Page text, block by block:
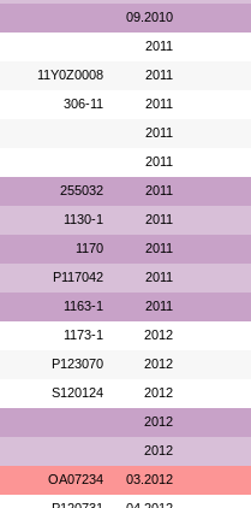
09.2010
2011
11Y0Z0008 2011
306-11 2011
2011
2011
255032 2011
1130-1 2011
1170 2011
P117042 2011
1163-1 2011
1173-1 2012
P123070 2012
S120124 2012
2012
2012
OA07234 03.2012